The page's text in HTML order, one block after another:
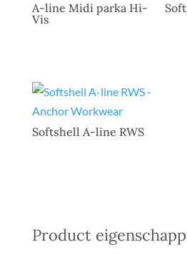
A-line Midi parka Hi-
Vis
Softshell A-line RWS
Product